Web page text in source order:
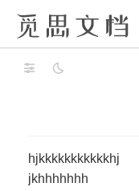
hjkkkkkkkkkkkhj
jkhhhhhhh